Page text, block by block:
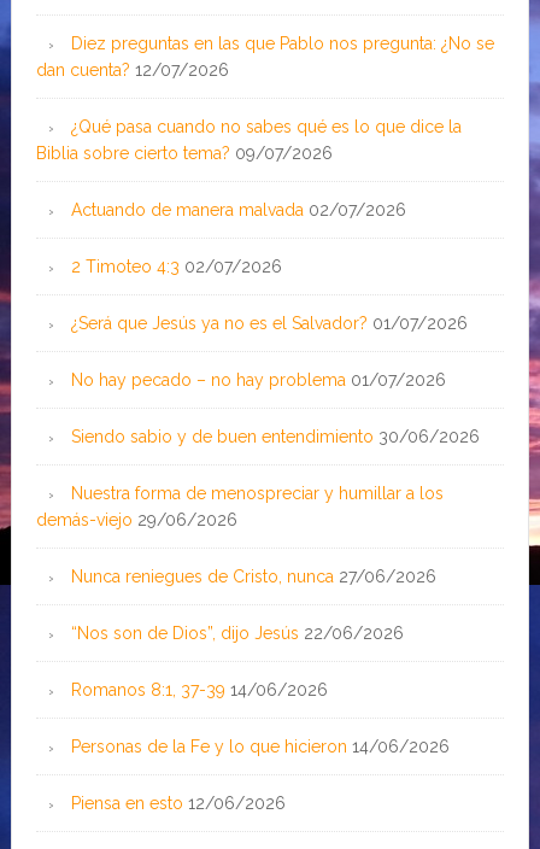
Diez preguntas en las que Pablo nos pregunta: ¿No se
dan cuenta? 12/07/2026
¿Qué pasa cuando no sabes qué es lo que dice la
Biblia sobre cierto tema? 09/07/2026
Actuando de manera malvada 02/07/2026
2 Timoteo 4:3 02/07/2026
¿Será que Jesús ya no es el Salvador? 01/07/2026
No hay pecado – no hay problema 01/07/2026
Siendo sabio y de buen entendimiento 30/06/2026
Nuestra forma de menospreciar y humillar a los
demás-viejo 29/06/2026
Nunca reniegues de Cristo, nunca 27/06/2026
“Nos son de Dios”, dijo Jesús 22/06/2026
Romanos 8:1, 37-39 14/06/2026
Personas de la Fe y lo que hicieron 14/06/2026
Piensa en esto 12/06/2026